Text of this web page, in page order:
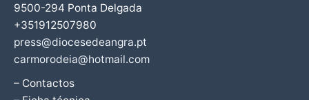
9500-294 Ponta Delgada
+351912507980
press@diocesedeangra.pt
carmorodeia@hotmail.com
– Contactos